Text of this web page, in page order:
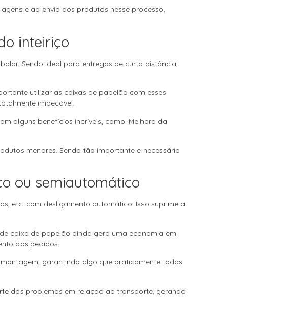
e ao envio dos produtos nesse processo,
inteiriço
Sendo ideal para entregas de curta distância,
utilizar as caixas de papelão com esses
impecável.
alguns benefícios incríveis, como: Melhora da
menores. Sendo tão importante e necessário
ou semiautomático
etc. com desligamento automático. Isso suprime a
caixa de papelão ainda gera uma economia em
dos pedidos.
garantindo algo que praticamente todas
dos problemas em relação ao transporte, gerando